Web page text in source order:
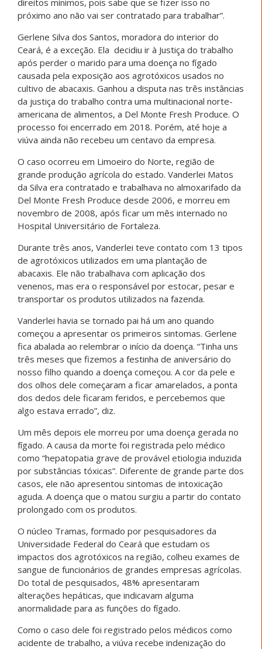
direitos mínimos, pois sabe que se fizer isso no
próximo ano não vai ser contratado para trabalhar”.
Gerlene Silva dos Santos, moradora do interior do
Ceará, é a exceção. Ela decidiu ir à Justiça do trabalho
após perder o marido para uma doença no fígado
causada pela exposição aos agrotóxicos usados no
cultivo de abacaxis. Ganhou a disputa nas três instâncias
da justiça do trabalho contra uma multinacional norte-
americana de alimentos, a Del Monte Fresh Produce. O
processo foi encerrado em 2018. Porém, até hoje a
viúva ainda não recebeu um centavo da empresa.
O caso ocorreu em Limoeiro do Norte, região de
grande produção agrícola do estado. Vanderlei Matos
da Silva era contratado e trabalhava no almoxarifado da
Del Monte Fresh Produce desde 2006, e morreu em
novembro de 2008, após ficar um mês internado no
Hospital Universitário de Fortaleza.
Durante três anos, Vanderlei teve contato com 13 tipos
de agrotóxicos utilizados em uma plantação de
abacaxis. Ele não trabalhava com aplicação dos
venenos, mas era o responsável por estocar, pesar e
transportar os produtos utilizados na fazenda.
Vanderlei havia se tornado pai há um ano quando
começou a apresentar os primeiros sintomas. Gerlene
fica abalada ao relembrar o início da doença. “Tinha uns
três meses que fizemos a festinha de aniversário do
nosso filho quando a doença começou. A cor da pele e
dos olhos dele começaram a ficar amarelados, a ponta
dos dedos dele ficaram feridos, e percebemos que
algo estava errado”, diz.
Um mês depois ele morreu por uma doença gerada no
fígado. A causa da morte foi registrada pelo médico
como “hepatopatia grave de provável etiologia induzida
por substâncias tóxicas”. Diferente de grande parte dos
casos, ele não apresentou sintomas de intoxicação
aguda. A doença que o matou surgiu a partir do contato
prolongado com os produtos.
O núcleo Tramas, formado por pesquisadores da
Universidade Federal do Ceará que estudam os
impactos dos agrotóxicos na região, colheu exames de
sangue de funcionários de grandes empresas agrícolas.
Do total de pesquisados, 48% apresentaram
alterações hepáticas, que indicavam alguma
anormalidade para as funções do fígado.
Como o caso dele foi registrado pelos médicos como
acidente de trabalho, a viúva recebe indenização do